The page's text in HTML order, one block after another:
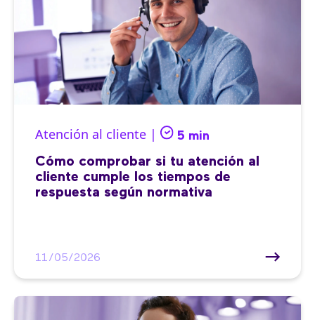
Atención al cliente | 5 min
Cómo comprobar si tu atención al
cliente cumple los tiempos de
respuesta según normativa
11/05/2026